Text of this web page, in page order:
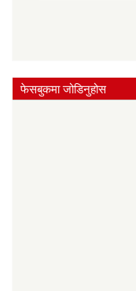
फेसबुकमा जोडिनुहोस